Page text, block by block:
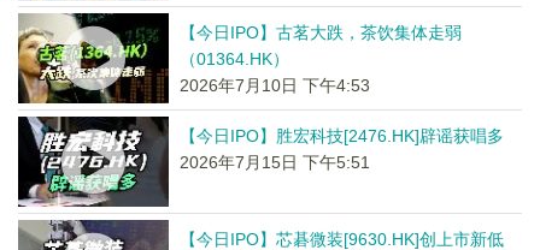
【今日IPO】古茗大跌，茶饮集体走弱
（01364.HK）
2026年7月10日 下午4:53
【今日IPO】胜宏科技[2476.HK]辟谣获唱多
2026年7月15日 下午5:51
【今日IPO】芯碁微装[9630.HK]创上市新低